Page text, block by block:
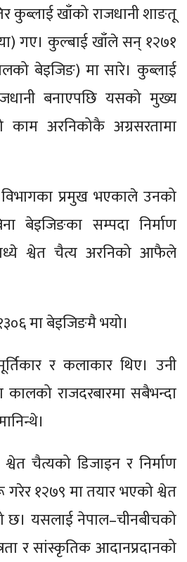
कुब्लाई खाँको राजधानी शाङतू
गए। कुल्बाई खाँले सन् १२७१
बेइजिङ) मा सारे। कुब्लाई
बनाएपछि यसको मुख्य
काम अरनिकोकै अग्रसरतामा
प्रमुख भएकाले उनको
बेइजिङका सम्पदा निर्माण
श्वेत चैत्य अरनिको आफैले
मा बेइजिङमै भयो।
र कलाकार थिए। उनी
राजदरबारमा सबैभन्दा
चैत्यको डिजाइन र निर्माण
१२७९ मा तयार भएको श्वेत
छ। यसलाई नेपाल–चीनबीचको
र सांस्कृतिक आदानप्रदानको